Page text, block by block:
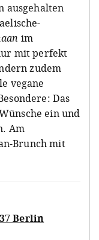
ausgehalten
im
mit perfekt
zudem
vegane
Das
ein und
Am
Brunch mit
Berlin